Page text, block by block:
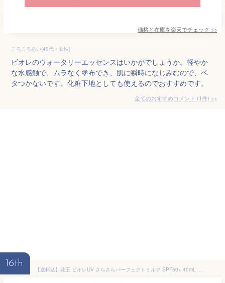
価格と在庫を楽天でチェック >>
ころころあい(40代・女性)
ビオレのウォータリーエッセンスはいかがでしょうか。軽やか
な水感触で、ムラなく塗布でき、肌に瞬時になじみむので、ベ
タつかないです。化粧下地としても使えるのでおすすめです。
全てのおすすめコメント (1件) >
16th
【送料込】花王 ビオレUV さらさらパーフェクトミルク SPF50+ 40mL 1個 日焼け止め